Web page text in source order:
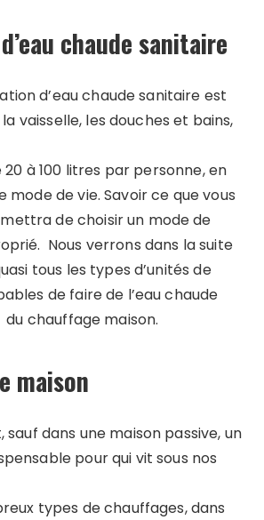
chaude sanitaire
d’eau chaude sanitaire est
vaisselle, les douches et bains,
à 100 litres par personne, en
de vie. Savoir ce que vous
de choisir un mode de
Nous verrons dans la suite
tous les types d’unités de
de faire de l’eau chaude
chauffage maison.
maison
sauf dans une maison passive, un
pour qui vit sous nos
types de chauffages, dans